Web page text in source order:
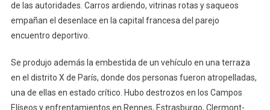
de las autoridades. Carros ardiendo, vitrinas rotas y saqueos
empañan el desenlace en la capital francesa del parejo
encuentro deportivo.
Se produjo además la embestida de un vehículo en una terraza
en el distrito X de París, donde dos personas fueron atropelladas,
una de ellas en estado crítico. Hubo destrozos en los Campos
Elíseos y enfrentamientos en Rennes, Estrasburgo, Clermont-